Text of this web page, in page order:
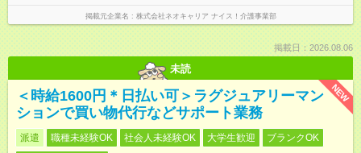
掲載元企業名 株式会社ネオキャリア ナイス！介護事業部
掲載日：2026.08.06
未読
NEW
＜時給1600円＊日払い可＞ラグジュアリーマン
ションで買い物代行などサポート業務
派遣 職種未経験OK 社会人未経験OK 大学生歓迎 ブランクOK